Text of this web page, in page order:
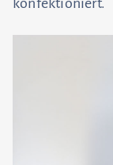
konfektioniert.